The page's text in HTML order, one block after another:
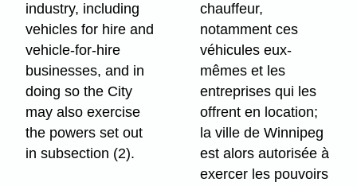
industry, including
vehicles for hire and
vehicle-for-hire
businesses, and in
doing so the City
may also exercise
the powers set out
in subsection (2).
chauffeur,
notamment ces
véhicules eux-
mêmes et les
entreprises qui les
offrent en location;
la ville de Winnipeg
est alors autorisée à
exercer les pouvoirs